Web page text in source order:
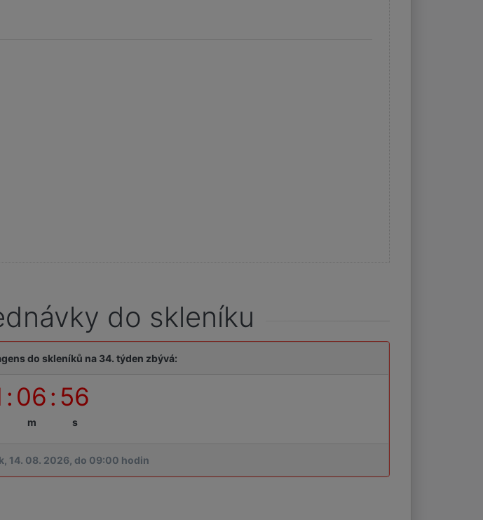
do skleníku
do skleníků na 34. týden zbývá:
: 06
m
: 55
s
14. 08. 2026, do 09:00 hodin